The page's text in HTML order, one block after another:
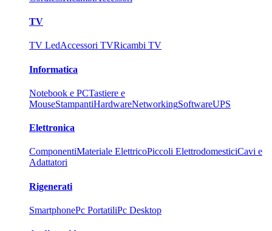
TV
TV LedAccessori TVRicambi TV
Informatica
Notebook e PCTastiere e
MouseStampantiHardwareNetworkingSoftwareUPS
Elettronica
ComponentiMateriale ElettricoPiccoli ElettrodomesticiCavi e
Adattatori
Rigenerati
SmartphonePc PortatiliPc Desktop